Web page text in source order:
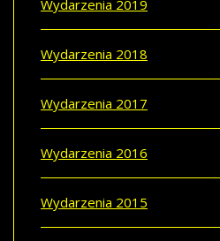
Wydarzenia 2019
Wydarzenia 2018
Wydarzenia 2017
Wydarzenia 2016
Wydarzenia 2015